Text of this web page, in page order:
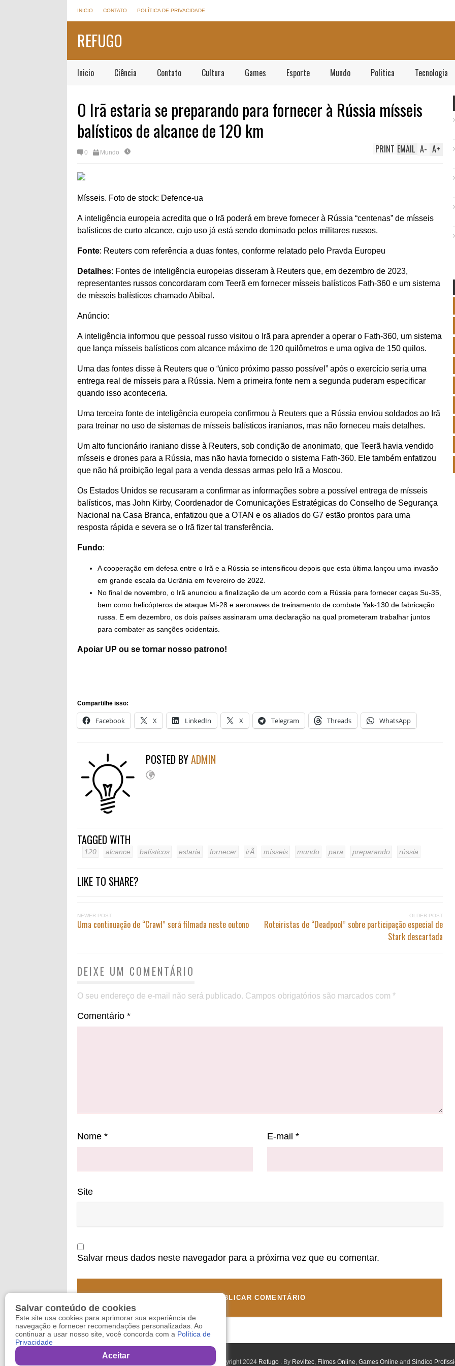
INICIO CONTATO POLÍTICA DE PRIVACIDADE
REFUGO
Inicio Ciência Contato Cultura Games Esporte Mundo Politica Tecnologia
O Irã estaria se preparando para fornecer à Rússia mísseis
balísticos de alcance de 120 km
0 Mundo A+
A-
EMAIL
PRINT
Mísseis. Foto de stock: Defence-ua
A inteligência europeia acredita que o Irã poderá em breve fornecer à Rússia “centenas” de mísseis
balísticos de curto alcance, cujo uso já está sendo dominado pelos militares russos.
Fonte: Reuters com referência a duas fontes, conforme relatado pelo Pravda Europeu
Detalhes: Fontes de inteligência europeias disseram à Reuters que, em dezembro de 2023,
representantes russos concordaram com Teerã em fornecer mísseis balísticos Fath-360 e um sistema
de mísseis balísticos chamado Abibal.
Anúncio:
A inteligência informou que pessoal russo visitou o Irã para aprender a operar o Fath-360, um sistema
que lança mísseis balísticos com alcance máximo de 120 quilômetros e uma ogiva de 150 quilos.
Uma das fontes disse à Reuters que o “único próximo passo possível” após o exercício seria uma
entrega real de mísseis para a Rússia. Nem a primeira fonte nem a segunda puderam especificar
quando isso aconteceria.
Uma terceira fonte de inteligência europeia confirmou à Reuters que a Rússia enviou soldados ao Irã
para treinar no uso de sistemas de mísseis balísticos iranianos, mas não forneceu mais detalhes.
Um alto funcionário iraniano disse à Reuters, sob condição de anonimato, que Teerã havia vendido
mísseis e drones para a Rússia, mas não havia fornecido o sistema Fath-360. Ele também enfatizou
que não há proibição legal para a venda dessas armas pelo Irã a Moscou.
Os Estados Unidos se recusaram a confirmar as informações sobre a possível entrega de mísseis
balísticos, mas John Kirby, Coordenador de Comunicações Estratégicas do Conselho de Segurança
Nacional na Casa Branca, enfatizou que a OTAN e os aliados do G7 estão prontos para uma
resposta rápida e severa se o Irã fizer tal transferência.
Fundo:
A cooperação em defesa entre o Irã e a Rússia se intensificou depois que esta última lançou uma invasão
em grande escala da Ucrânia em fevereiro de 2022.
No final de novembro, o Irã anunciou a finalização de um acordo com a Rússia para fornecer caças Su-35,
bem como helicópteros de ataque Mi-28 e aeronaves de treinamento de combate Yak-130 de fabricação
russa. E em dezembro, os dois países assinaram uma declaração na qual prometeram trabalhar juntos
para combater as sanções ocidentais.
Apoiar UP ou se tornar nosso patrono!
Compartilhe isso:
Facebook X LinkedIn X Telegram Threads WhatsApp
POSTED BYADMIN
TAGGED WITH
120 alcance balísticos estaria fornecer irÃ mísseis mundo para preparando rússia
LIKE TO SHARE?
NEWER POST
Uma continuação de “Crawl” será filmada neste outono
OLDER POST
Roteiristas de “Deadpool” sobre participação especial de
Stark descartada
DEIXE UM COMENTÁRIO
O seu endereço de e-mail não será publicado. Campos obrigatórios são marcados com *
Comentário *
Nome * E-mail*
Site
Salvar meus dados neste navegador para a próxima vez que eu comentar.
Copyright 2024 Refugo . By Reviltec, Filmes Online, Games Online and Sindico
Salvar conteúdo de cookies
Este site usa cookies para aprimorar sua experiência de
navegação e fornecer recomendações personalizadas. Ao
continuar a usar nosso site, você concorda com a Política de
Privacidade
Aceitar